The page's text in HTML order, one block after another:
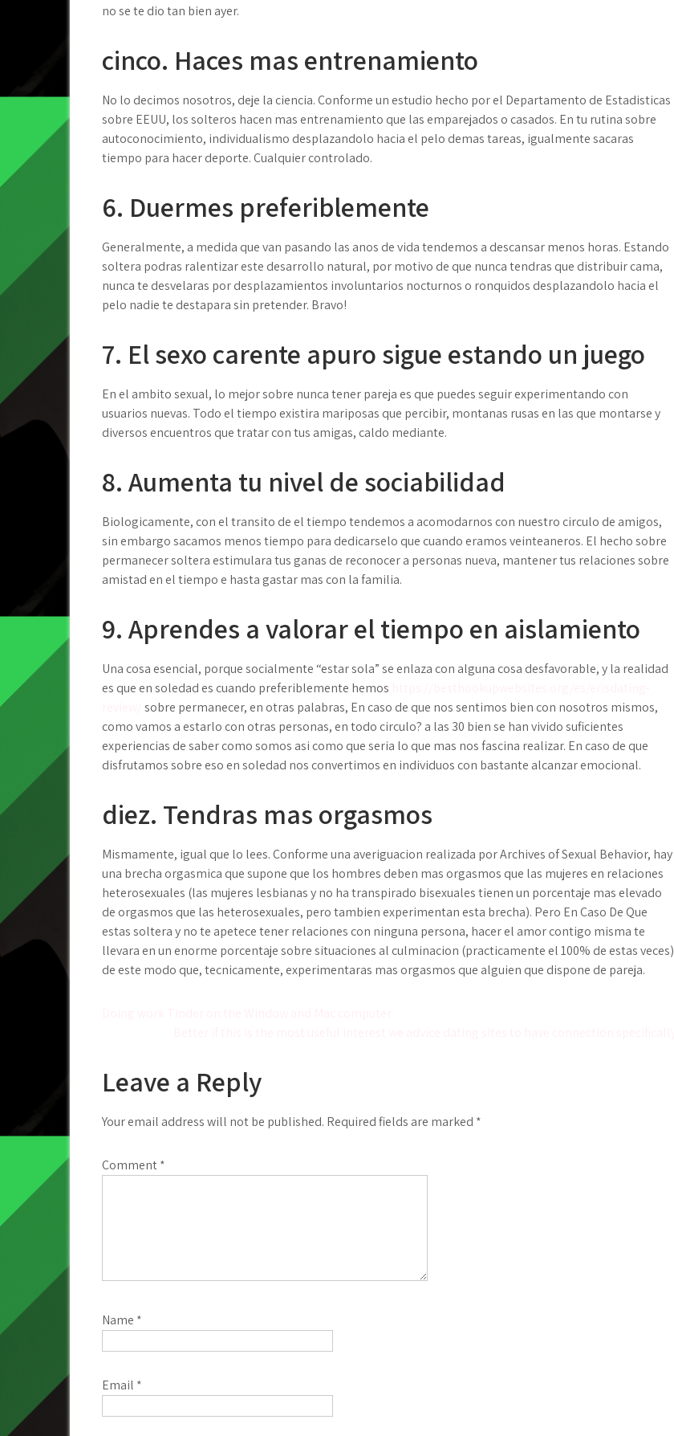
no se te dio tan bien ayer.
cinco. Haces mas entrenamiento
No lo decimos nosotros, deje la ciencia. Conforme un estudio hecho por el Departamento de Estadisticas
sobre EEUU, los solteros hacen mas entrenamiento que las emparejados o casados. En tu rutina sobre
autoconocimiento, individualismo desplazandolo hacia el pelo demas tareas, igualmente sacaras
tiempo para hacer deporte. Cualquier controlado.
6. Duermes preferiblemente
Generalmente, a medida que van pasando las anos de vida tendemos a descansar menos horas. Estando
soltera podras ralentizar este desarrollo natural, por motivo de que nunca tendras que distribuir cama,
nunca te desvelaras por desplazamientos involuntarios nocturnos o ronquidos desplazandolo hacia el
pelo nadie te destapara sin pretender. Bravo!
7. El sexo carente apuro sigue estando un juego
En el ambito sexual, lo mejor sobre nunca tener pareja es que puedes seguir experimentando con
usuarios nuevas. Todo el tiempo existira mariposas que percibir, montanas rusas en las que montarse y
diversos encuentros que tratar con tus amigas, caldo mediante.
8. Aumenta tu nivel de sociabilidad
Biologicamente, con el transito de el tiempo tendemos a acomodarnos con nuestro circulo de amigos,
sin embargo sacamos menos tiempo para dedicarselo que cuando eramos veinteaneros. El hecho sobre
permanecer soltera estimulara tus ganas de reconocer a personas nueva, mantener tus relaciones sobre
amistad en el tiempo e hasta gastar mas con la familia.
9. Aprendes a valorar el tiempo en aislamiento
Una cosa esencial, porque socialmente “estar sola” se enlaza con alguna cosa desfavorable, y la realidad
es que en soledad es cuando preferiblemente hemos
sobre permanecer, en otras palabras, En caso de que nos sentimos bien con nosotros mismos,
como vamos a estarlo con otras personas, en todo circulo? a las 30 bien se han vivido suficientes
experiencias de saber como somos asi­ como que seri­a lo que mas nos fascina realizar. En caso de que
disfrutamos sobre eso en soledad nos convertimos en individuos con bastante alcanzar emocional.
diez. Tendras mas orgasmos
Mismamente, igual que lo lees. Conforme una averiguacion realizada por Archives of Sexual Behavior, hay
una brecha orgasmica que supone que los hombres deben mas orgasmos que las mujeres en relaciones
heterosexuales (las mujeres lesbianas y no ha transpirado bisexuales tienen un porcentaje mas elevado
de orgasmos que las heterosexuales, pero tambien experimentan esta brecha). Pero En Caso De Que
estas soltera y no te apetece tener relaciones con ninguna persona, hacer el amor contigo misma te
llevara en un enorme porcentaje sobre situaciones al culminacion (practicamente el 100% de estas veces)
de este modo que, tecnicamente, experimentaras mas orgasmos que alguien que dispone de pareja.
Leave a Reply
Your email address will not be published. Required fields are marked *
Comment*
Name *
Email *